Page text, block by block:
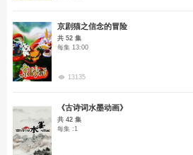
京剧猫之信念的冒险
共 52 集
每集 13:00
13135
《古诗词水墨动画》
共 42 集
每集 :1